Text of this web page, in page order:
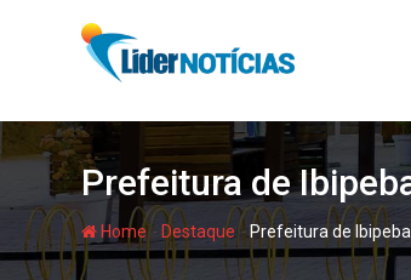
Prefeitura de
Home - Destaque -Prefeitura de